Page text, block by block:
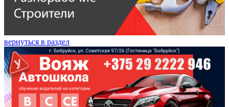
вернуться в раздел